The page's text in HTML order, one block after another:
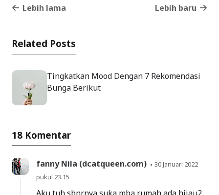
Lebih lama Lebih baru
Related Posts
Tingkatkan Mood Dengan 7 Rekomendasi
Bunga Berikut
18 Komentar
fanny Nila (dcatqueen.com)
30 Januari 2022
pukul 23.15